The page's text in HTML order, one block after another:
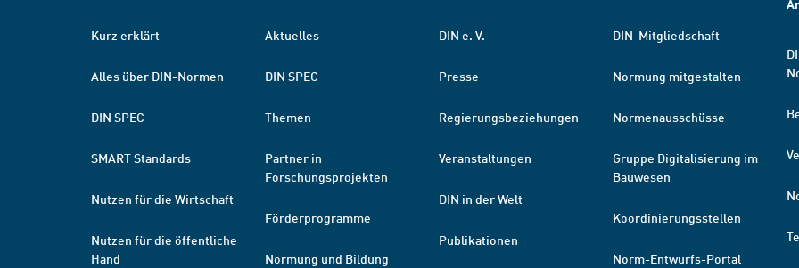
Kurz erklärt
Alles über DIN-Normen
DIN SPEC
SMART Standards
Nutzen für die Wirtschaft
Nutzen für die öffentliche
Hand
Aktuelles
DIN SPEC
Themen
Partner in
Forschungsprojekten
Förderprogramme
Normung und Bildung
DIN e. V.
Presse
Regierungsbeziehungen
Veranstaltungen
DIN in der Welt
Publikationen
DIN-Mitgliedschaft
Normung mitgestalten
Normenausschüsse
Gruppe Digitalisierung im
Bauwesen
Koordinierungsstellen
Norm-Entwurfs-Portal